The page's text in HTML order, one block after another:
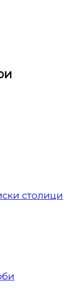
столици